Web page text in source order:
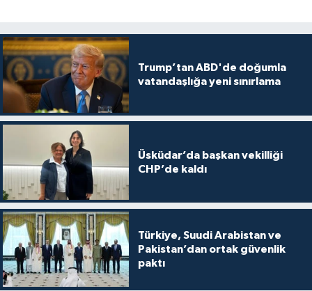
Trump’tan ABD'de doğumla
vatandaşlığa yeni sınırlama
Üsküdar’da başkan vekilliği
CHP’de kaldı
Türkiye, Suudi Arabistan ve
Pakistan’dan ortak güvenlik
paktı